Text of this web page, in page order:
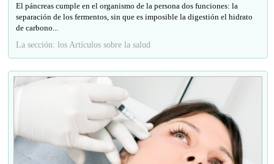
El páncreas cumple en el organismo de la persona dos funciones: la
separación de los fermentos, sin que es imposible la digestión el hidrato
de carbono...
La sección: los Artículos sobre la salud